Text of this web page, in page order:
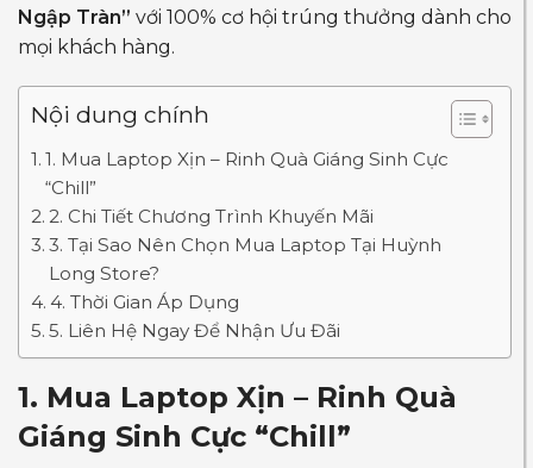
Ngập Tràn” với 100% cơ hội trúng thưởng dành cho
mọi khách hàng.
Nội dung chính
1. Mua Laptop Xịn – Rinh Quà Giáng Sinh Cực
“Chill”
2. Chi Tiết Chương Trình Khuyến Mãi
3. Tại Sao Nên Chọn Mua Laptop Tại Huỳnh
Long Store?
4. Thời Gian Áp Dụng
5. Liên Hệ Ngay Để Nhận Ưu Đãi
1. Mua Laptop Xịn – Rinh Quà
Giáng Sinh Cực “Chill”